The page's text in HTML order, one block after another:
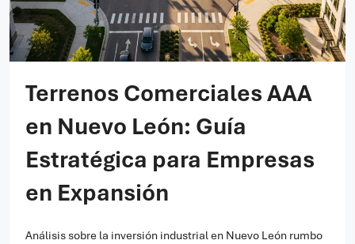
Terrenos Comerciales AAA
en Nuevo León: Guía
Estratégica para Empresas
en Expansión
Análisis sobre la inversión industrial en Nuevo León rumbo